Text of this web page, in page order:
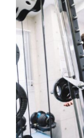
人気の時間帯や
イミングはあ
ナーの採用・
環境づくりを
また、都内であ
社近く」「休
もいます。 ス
うなシステム